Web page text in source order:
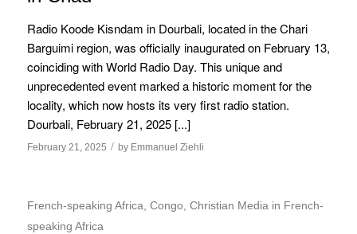
Radio Koode Kisndam in Dourbali, located in the Chari
Barguimi region, was officially inaugurated on February 13,
coinciding with World Radio Day. This unique and
unprecedented event marked a historic moment for the
locality, which now hosts its very first radio station.
Dourbali, February 21, 2025 [...]
February 21, 2025 / by Emmanuel Ziehli
French-speaking Africa, Congo, Christian Media in French-
speaking Africa